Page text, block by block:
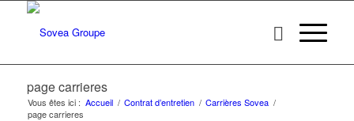
page carrieres
Vous êtes ici : Accueil / Contrat d’entretien / Carrières Sovea /
page carrieres